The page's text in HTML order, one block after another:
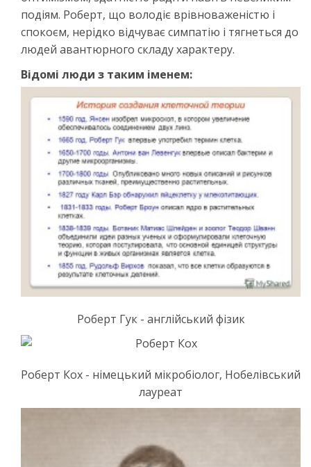
подіям. Роберт, що володіє врівноваженістю і
спокоєм, нерідко відчуває симпатію і тягнеться до
людей авантюрного складу характеру.
Відомі люди з таким іменем:
Роберт Гук - англійський фізик
Роберт Кох - німецький мікробіолог, Нобелівський
лауреат